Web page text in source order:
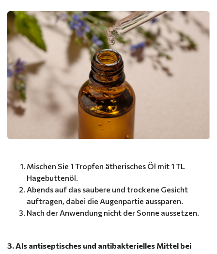
Mischen Sie 1 Tropfen ätherisches Öl mit 1 TL
Hagebuttenöl.
Abends auf das saubere und trockene Gesicht
auftragen, dabei die Augenpartie aussparen.
Nach der Anwendung nicht der Sonne aussetzen.
3. Als antiseptisches und antibakterielles Mittel bei